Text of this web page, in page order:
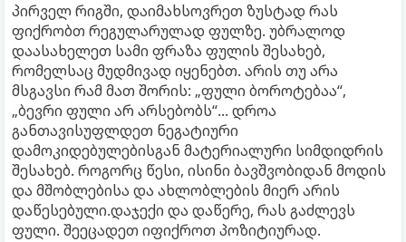
პირველ რიგში, დაიმახსოვრეთ ზუსტად რას
ფიქრობთ რეგულარულად ფულზე. უბრალოდ
დაასახელეთ სამი ფრაზა ფულის შესახებ,
რომელსაც მუდმივად იყენებთ. არის თუ არა
მსგავსი რამ მათ შორის: „ფული ბოროტებაა“,
„ბევრი ფული არ არსებობს“... დროა
განთავისუფლდეთ ნეგატიური
დამოკიდებულებისგან მატერიალური სიმდიდრის
შესახებ. როგორც წესი, ისინი ბავშვობიდან მოდის
და მშობლებისა და ახლობლების მიერ არის
დაწესებული.დაჯექი და დაწერე, რას გაძლევს
ფული. შეეცადეთ იფიქროთ პოზიტიურად.